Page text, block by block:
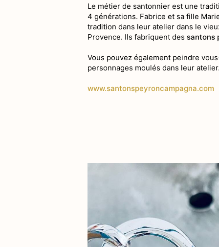
Le métier de santonnier est une
4 générations. Fabrice et sa fille
tradition dans leur atelier dans le
Provence. Ils fabriquent des santons
Vous pouvez également peindre
personnages moulés dans leur
www.santonspeyroncampagna.com